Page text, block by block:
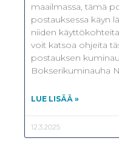
maailmassa, tämä
postauksessa käyn
niiden
voit katsoa ohjeita
postauksen
Bokserikuminauha
LUE LISÄÄ »
12.3.2025